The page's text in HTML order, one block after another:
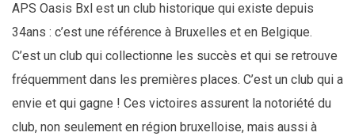
APS Oasis Bxl est un club historique qui existe depuis
34ans : c’est une référence à Bruxelles et en Belgique.
C’est un club qui collectionne les succès et qui se retrouve
fréquemment dans les premières places. C’est un club qui a
envie et qui gagne ! Ces victoires assurent la notoriété du
club, non seulement en région bruxelloise, mais aussi à